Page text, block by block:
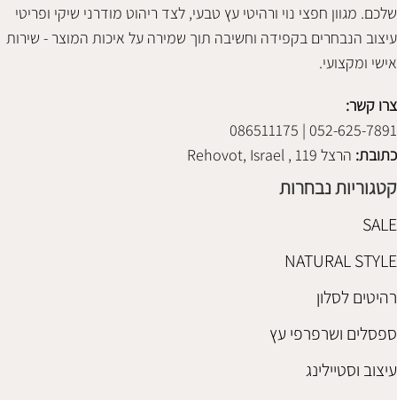
שלכם. מגוון חפצי נוי ורהיטי עץ טבעי, לצד ריהוט מודרני שיקי ופריטי
עיצוב הנבחרים בקפידה וחשיבה תוך שמירה על איכות המוצר - שירות
אישי ומקצועי.
צרו קשר:
052-625-7891 | 086511175
כתובת: הרצל 119 , Rehovot, Israel
קטגוריות נבחרות
SALE
NATURAL STYLE
רהיטים לסלון
ספסלים ושרפרפי עץ
עיצוב וסטיילינג